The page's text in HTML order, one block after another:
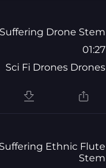
Drone Stem
01:27
Sci Fi Drones Drones
Ethnic Flute
Stem